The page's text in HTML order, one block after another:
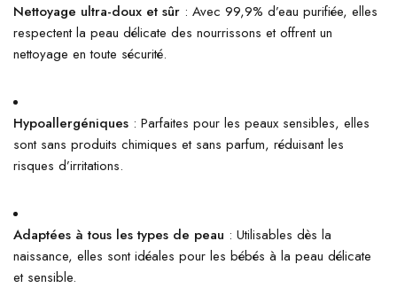
Nettoyage ultra-doux et sûr : Avec 99,9% d’eau purifiée, elles
respectent la peau délicate des nourrissons et offrent un
nettoyage en toute sécurité.
Hypoallergéniques : Parfaites pour les peaux sensibles, elles
sont sans produits chimiques et sans parfum, réduisant les
risques d’irritations.
Adaptées à tous les types de peau : Utilisables dès la
naissance, elles sont idéales pour les bébés à la peau délicate
et sensible.